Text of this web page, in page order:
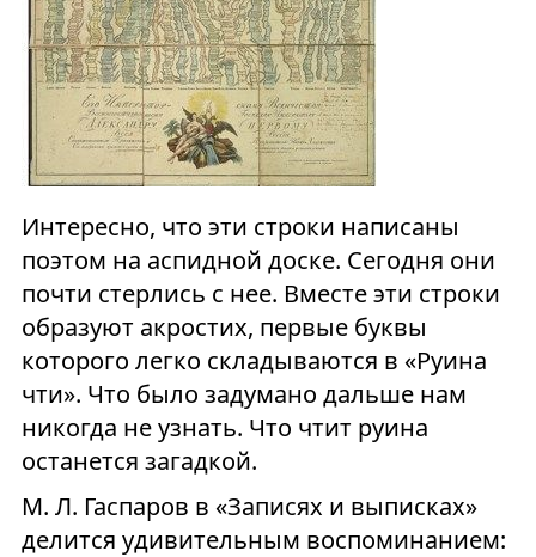
Интересно, что эти строки написаны
поэтом на аспидной доске. Сегодня они
почти стерлись с нее. Вместе эти строки
образуют акростих, первые буквы
которого легко складываются в «Руина
чти». Что было задумано дальше нам
никогда не узнать. Что чтит руина
останется загадкой.
М. Л. Гаспаров в «Записях и выписках»
делится удивительным воспоминанием: